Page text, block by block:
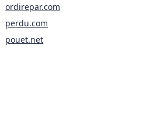
ordirepar.com
perdu.com
pouet.net